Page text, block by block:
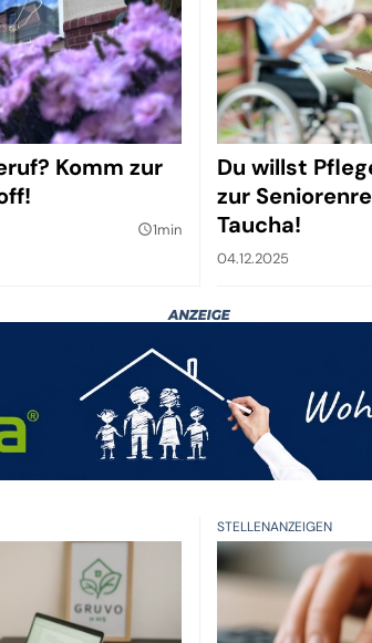
Komm zur
query_builder1min
Du willst
zur
Taucha!
04.12.2025
STELLENANZEIGEN